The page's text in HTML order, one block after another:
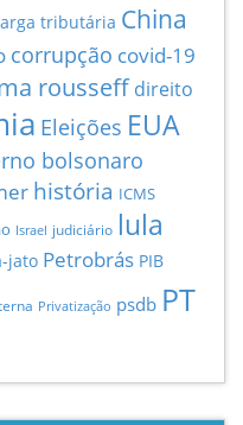
tributária China
corrupção covid-19
rousseff direito
Eleições EUA
bolsonaro
história ICMS
Israel judiciário lula
jato Petrobrás PIB
Privatização psdb PT